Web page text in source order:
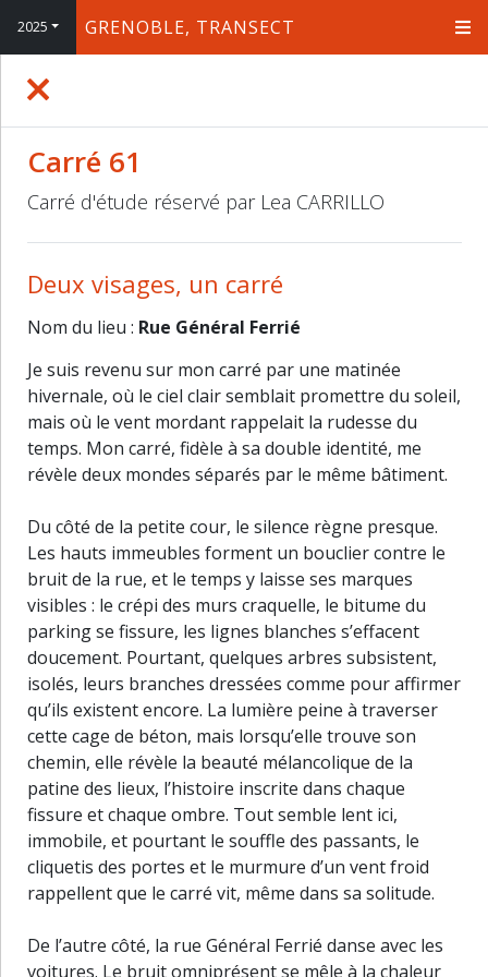
2025 GRENOBLE, TRANSECT
+
Carré 61
Carré d'étude réservé par Lea CARRILLO
Deux visages, un carré
Nom du lieu : Rue Général Ferrié
Je suis revenu sur mon carré par une matinée
hivernale, où le ciel clair semblait promettre du soleil,
mais où le vent mordant rappelait la rudesse du
temps. Mon carré, fidèle à sa double identité, me
révèle deux mondes séparés par le même bâtiment.
Du côté de la petite cour, le silence règne presque.
Les hauts immeubles forment un bouclier contre le
bruit de la rue, et le temps y laisse ses marques
visibles : le crépi des murs craquelle, le bitume du
parking se fissure, les lignes blanches s’effacent
doucement. Pourtant, quelques arbres subsistent,
isolés, leurs branches dressées comme pour affirmer
qu’ils existent encore. La lumière peine à traverser
cette cage de béton, mais lorsqu’elle trouve son
chemin, elle révèle la beauté mélancolique de la
patine des lieux, l’histoire inscrite dans chaque
fissure et chaque ombre. Tout semble lent ici,
immobile, et pourtant le souffle des passants, le
cliquetis des portes et le murmure d’un vent froid
rappellent que le carré vit, même dans sa solitude.
De l’autre côté, la rue Général Ferrié danse avec les
voitures. Le bruit omniprésent se mêle à la chaleur